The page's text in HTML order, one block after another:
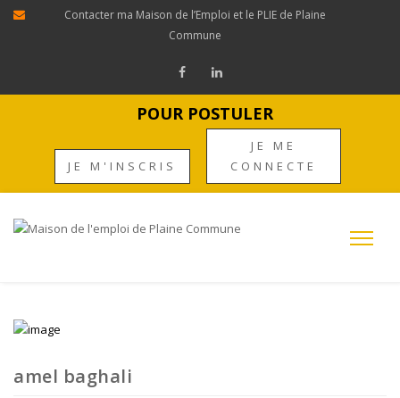
Contacter ma Maison de l’Emploi et le PLIE de Plaine
Commune
POUR POSTULER
JE M'INSCRIS
JE ME
CONNECTE
amel baghali